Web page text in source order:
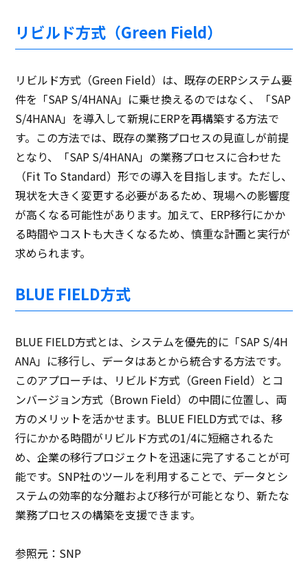
リビルド方式（Green Field）
リビルド方式（Green Field）は、既存のERPシステム要
件を「SAP S/4HANA」に乗せ換えるのではなく、「SAP
S/4HANA」を導入して新規にERPを再構築する方法で
す。この方法では、既存の業務プロセスの見直しが前提
となり、「SAP S/4HANA」の業務プロセスに合わせた
（Fit To Standard）形での導入を目指します。ただし、
現状を大きく変更する必要があるため、現場への影響度
が高くなる可能性があります。加えて、ERP移行にかか
る時間やコストも大きくなるため、慎重な計画と実行が
求められます。
BLUE FIELD方式
BLUE FIELD方式とは、システムを優先的に「SAP S/4H
ANA」に移行し、データはあとから統合する方法です。
このアプローチは、リビルド方式（Green Field）とコ
ンバージョン方式（Brown Field）の中間に位置し、両
方のメリットを活かせます。BLUE FIELD方式では、移
行にかかる時間がリビルド方式の1/4に短縮されるた
め、企業の移行プロジェクトを迅速に完了することが可
能です。SNP社のツールを利用することで、データとシ
ステムの効率的な分離および移行が可能となり、新たな
業務プロセスの構築を支援できます。
参照元：SNP